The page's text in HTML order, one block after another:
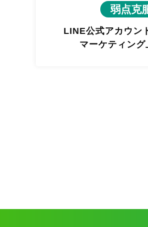
弱点克
LINE公式アカウン
マーケティング